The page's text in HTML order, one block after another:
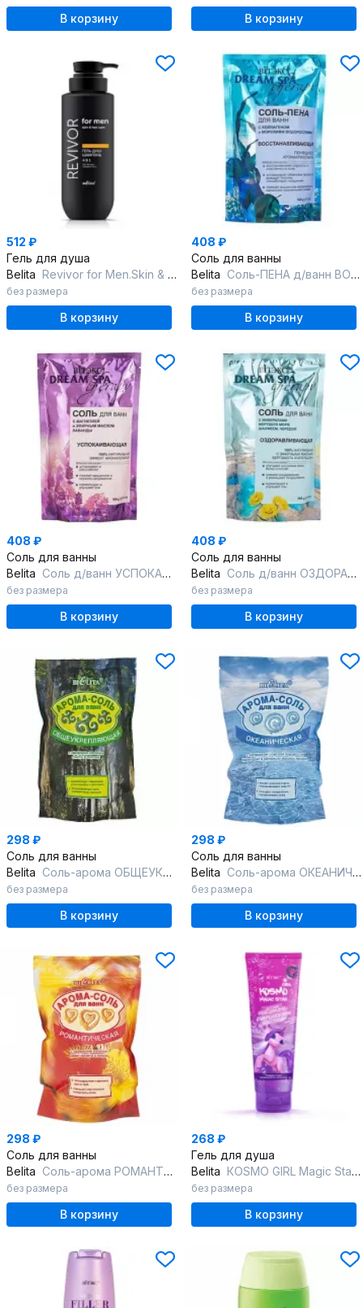
В корзину В корзину
512 ₽
Гель для душа
Belita Revivor for Men.Skin & Hair Care-Гель-душ-шампунь 4 в 1
без размера
В корзину
408 ₽
Соль для ванны
Belita Соль-ПЕНА д/ванн ВОССТАНАВЛИВАЮЩАЯ с коллаген.и морск.водоросл
без размера
В корзину
408 ₽
Соль для ванны
Belita Соль д/ванн УСПОКАИВАЮЩАЯ с магнезией и аромамаслом лаванды,.Dream SPA
без размера
В корзину
408 ₽
Соль для ванны
Belita Соль д/ванн ОЗДОРАВЛИВАЮЩАЯ с Солью Мертв.моря, шалф-м,черед.и аромама
без размера
В корзину
298 ₽
Соль для ванны
Belita Соль-арома ОБЩЕУКРЕПЛЯЮЩАЯ
без размера
В корзину
298 ₽
Соль для ванны
Belita Соль-арома ОКЕАНИЧЕСКАЯ
без размера
В корзину
298 ₽
Соль для ванны
Belita Соль-арома РОМАНТИЧЕСКАЯ
без размера
В корзину
268 ₽
Гель для душа
Belita КOSMO GIRL Magic Star Детский ГЕЛЬ д/душа с мерцающ.блестками
без размера
В корзину